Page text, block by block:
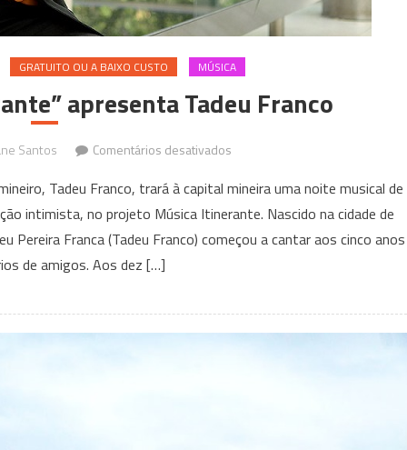
GRATUITO OU A BAIXO CUSTO MÚSICA
apresenta Tadeu Franco
Santos Comentários desativadosem
“Música
Itinerante”
apresenta
Tadeu Franco, trará à capital mineira uma noite musical de
intimista, no projeto Música Itinerante. Nascido na cidade de
Pereira Franca (Tadeu Franco) começou a cantar aos cinco anos
de amigos. Aos dez […]